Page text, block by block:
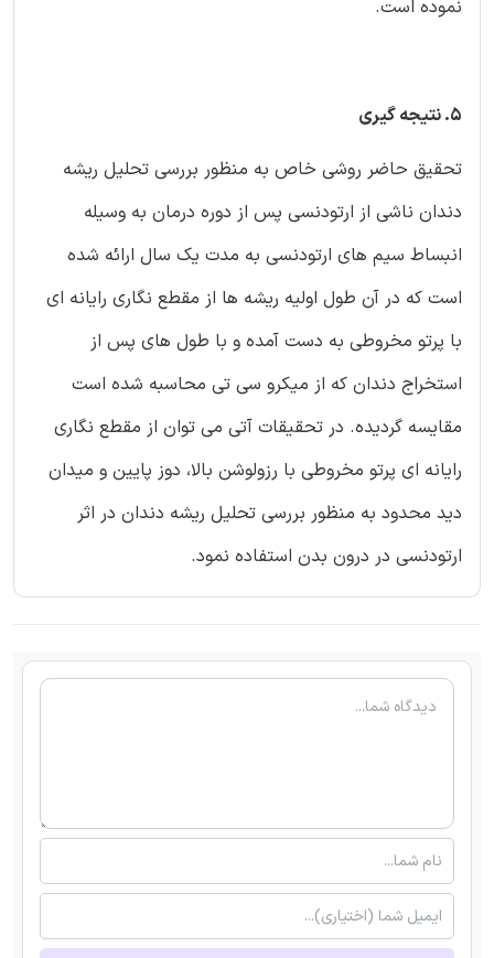
نموده است.
5. نتیجه گیری
تحقیق حاضر روشی خاص به منظور بررسی تحلیل ریشه
دندان ناشی از ارتودنسی پس از دوره درمان به وسیله
انبساط سیم های ارتودنسی به مدت یک سال ارائه شده
است که در آن طول اولیه ریشه ها از مقطع نگاری رایانه ای
با پرتو مخروطی به دست آمده و با طول های پس از
استخراج دندان که از میکرو سی تی محاسبه شده است
مقایسه گردیده. در تحقیقات آتی می توان از مقطع نگاری
رایانه ای پرتو مخروطی با رزولوشن بالا، دوز پایین و میدان
دید محدود به منظور بررسی تحلیل ریشه دندان در اثر
ارتودنسی در درون بدن استفاده نمود.